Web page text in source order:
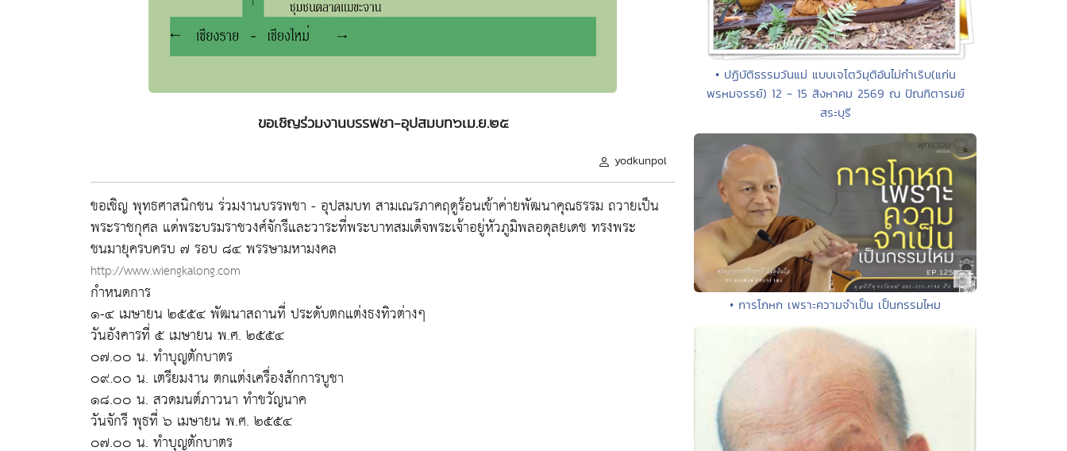
ขอเชิญร่วมงานบรรพชา-อุปสมบท๖เม.ย.๒๕
yodkunpol
ขอเชิญ พุทธศาสนิกชน ร่วมงานบรรพชา - อุปสมบท สามเณรภาคฤดูร้อนเข้าค่ายพัฒนาคุณธรรม ถวายเป็น
พระราชกุศล แด่พระบรมราชวงศ์จักรีและวาระที่พระบาทสมเด็จพระเจ้าอยู่หัวภูมิพลอดุลยเดช ทรงพระ
ชนมายุครบครบ ๗ รอบ ๘๔ พรรษามหามงคล
http://www.wiengkalong.com
กำหนดการ
๑-๔ เมษายน ๒๕๕๔ พัฒนาสถานที่ ประดับตกแต่งธงทิวต่างๆ
วันอังคารที่ ๕ เมษายน พ.ศ. ๒๕๕๔
๐๗.๐๐ น. ทำบุญตักบาตร
๐๙.๐๐ น. เตรียมงาน ตกแต่งเครื่องสักการบูชา
๑๘.๐๐ น. สวดมนต์ภาวนา ทำขวัญนาค
วันจักรี พุธที่ ๖ เมษายน พ.ศ. ๒๕๕๔
๐๗.๐๐ น. ทำบุญตักบาตร
• ปฏิบัติธรรมวันแม่ แบบเจโตวิมุติอันไม่กำเริบ(แก่น
พรหมจรรย์) 12 - 15 สิงหาคม 2569 ณ ปัณฑิตารมย์
สระบุรี
• การโกหก เพราะความจำเป็น เป็นกรรมไหม